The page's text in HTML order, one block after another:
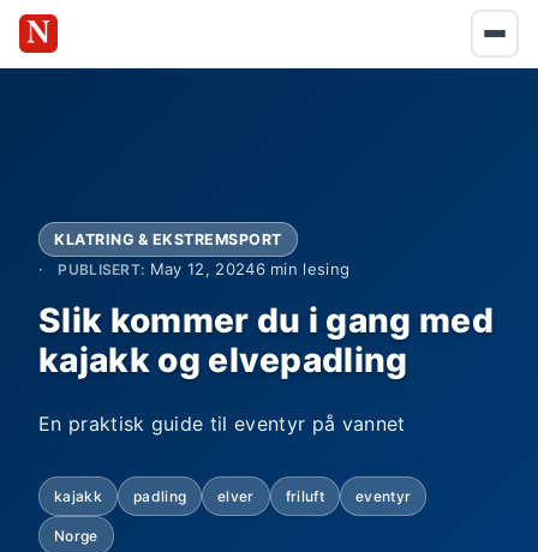
KLATRING & EKSTREMSPORT
PUBLISERT: May 12, 20246 min lesing
Slik kommer du i gang med
kajakk og elvepadling
En praktisk guide til eventyr på vannet
kajakk padling elver friluft eventyr
Norge